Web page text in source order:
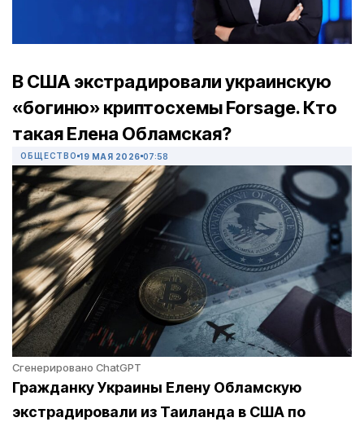
В США экстрадировали украинскую
«богиню» криптосхемы Forsage. Кто
такая Елена Обламская?
ОБЩЕСТВО 19 МАЯ 2026 07:58
Сгенерировано ChatGPT
Гражданку Украины Елену Обламскую
экстрадировали из Таиланда в США по